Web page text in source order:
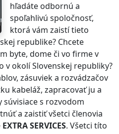
hľadáte odbornú a
spoľahlivú spoločnosť,
ktorá vám zaistí tieto
republike? Chcete
byte, dome či vo firmev
v okolíSlovenskej republiky?
zásuviek a rozvádzačov
kabeláž, zapracovať ju a
s rozvodom
a zaistiť všetci členovia
EXTRA SERVICES. Všetci títo